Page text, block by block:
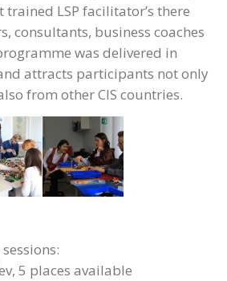
trained LSP facilitator’s there
consultants, business coaches
was delivered in
attracts participants not only
from other CIS countries.
5 places available